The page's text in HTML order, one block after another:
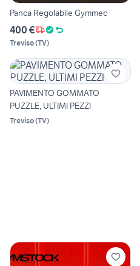
Panca Regolabile Gymmec
400 €
Treviso(TV)
PAVIMENTO GOMMATO
PUZZLE, ULTIMI PEZZI
Treviso(TV)